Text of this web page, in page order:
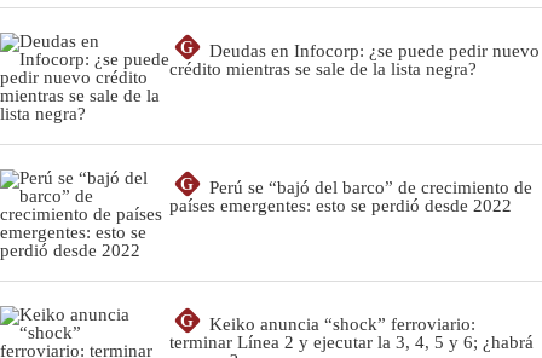
G
Deudas en Infocorp: ¿se puede pedir nuevo
crédito mientras se sale de la lista negra?
G
Perú se “bajó del barco” de crecimiento de
países emergentes: esto se perdió desde 2022
G
Keiko anuncia “shock” ferroviario:
terminar Línea 2 y ejecutar la 3, 4, 5 y 6; ¿habrá